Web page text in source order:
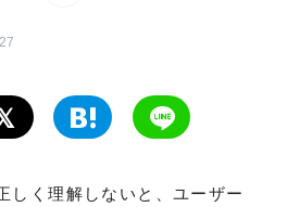
しく理解しないと、ユーザー